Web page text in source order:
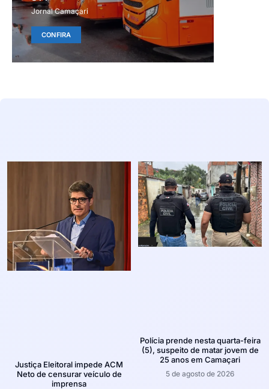
Jornal Camaçari
CONFIRA
Justiça Eleitoral impede ACM
Neto de censurar veículo de
imprensa
Polícia prende nesta quarta-feira
(5), suspeito de matar jovem de
25 anos em Camaçari
5 de agosto de 2026